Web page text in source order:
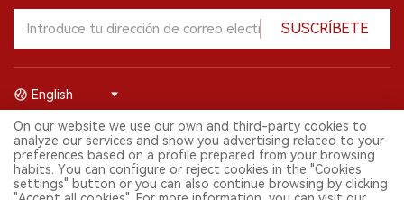
SUSCRÍBETE
© 2026 Shenzhen 2FIRSTS Technology Co.,Ltd. Todos los derechos
reservados.
2FIRSTS solo es accesible para profesionales de la industria,
investigadores, medios y otros profesionales. El acceso por menores
está prohibido.
English
On our website we use our own and third-party cookies to
analyze our services and show you advertising related to your
preferences based on a profile prepared from your browsing
habits. You can configure or reject cookies in the "Cookies
settings" button or you can also continue browsing by clicking